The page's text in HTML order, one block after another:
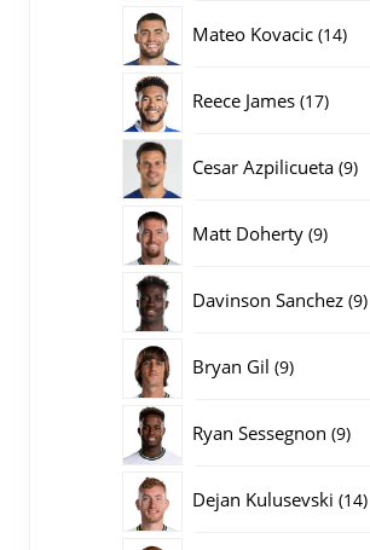
Mateo Kovacic 1414
Reece James 1717
Cesar Azpilicueta 99
Matt Doherty 99
Davinson Sanchez 99
Bryan Gil 99
Ryan Sessegnon 99
Dejan Kulusevski 1414